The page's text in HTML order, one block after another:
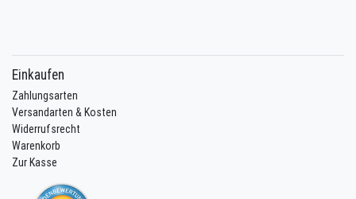
Einkaufen
Zahlungsarten
Versandarten & Kosten
Widerrufsrecht
Warenkorb
Zur Kasse